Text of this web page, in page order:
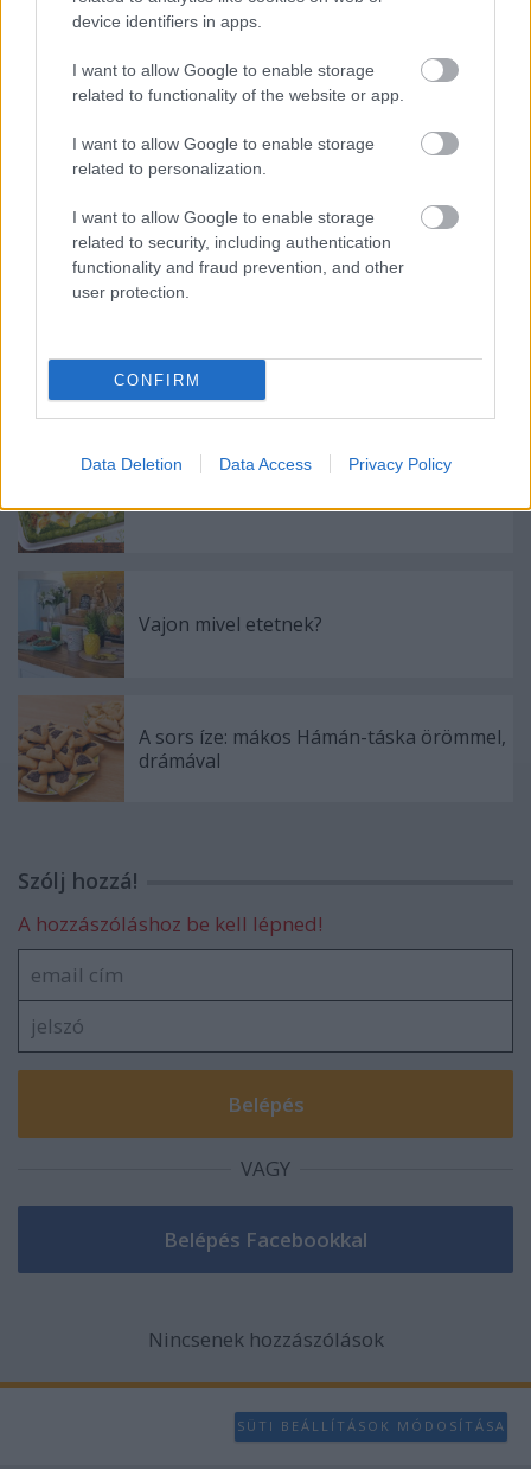
device identifiers in apps.
I want to allow Google to enable storage
related to functionality of the website or app.
I want to allow Google to enable storage
related to personalization.
I want to allow Google to enable storage
related to security, including authentication
functionality and fraud prevention, and other
user protection.
CONFIRM
Data Deletion Data Access Privacy Policy
Címkék:ünnep karácsony tojás
Ajánlott bejegyzések:
Hagymaszószos tészta kecskesajttal és
füstölt chilipehellyel
Semmi csinnadratta, csak egy jó tészta
Vajon mivel etetnek?
A sors íze: mákos Hámán-táska örömmel,
drámával
Szólj hozzá!
A hozzászóláshoz be kell lépned!
VAGY
Nincsenek hozzászólások
SÜTI BEÁLLÍTÁSOK MÓDOSÍTÁSA